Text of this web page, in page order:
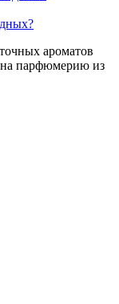
ароматов
на парфюмерию из